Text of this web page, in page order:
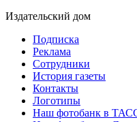
Издательский дом
Подписка
Реклама
Сотрудники
История газеты
Контакты
Логотипы
Наш фотобанк в